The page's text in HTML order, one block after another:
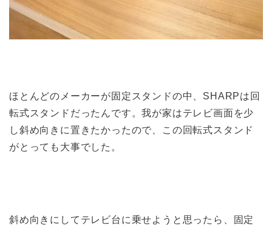
ほとんどのメーカーが固定スタンドの中、SHARPは回
転式スタンドだったんです。我が家はテレビ画面を少
し斜め向きに置きたかったので、この回転式スタンド
がとっても大事でした。
斜め向きにしてテレビ台に乗せようと思ったら、固定